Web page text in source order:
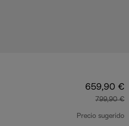
659,90 €
799,90 €
Precio sugerido